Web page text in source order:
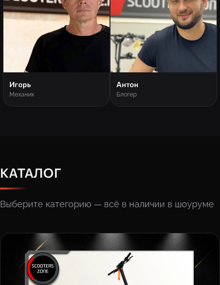
Игорь
Механик
Антон
Блогер
КАТАЛОГ
Выберите категорию — всё в наличии в шоуруме